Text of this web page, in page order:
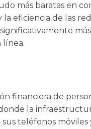
más baratas en
eficiencia de las
línea.
financiera de
la
teléfonos